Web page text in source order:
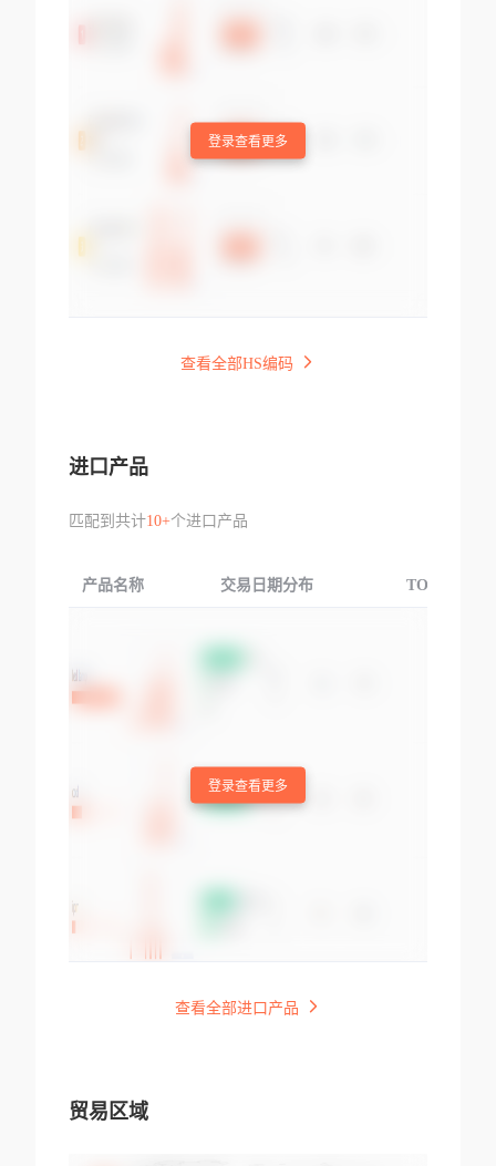
登录查看更多
查看全部HS编码
进口产品
匹配到共计10+个进口产品
产品名称 交易日期分布 TOP3交易国
登录查看更多
查看全部进口产品
贸易区域